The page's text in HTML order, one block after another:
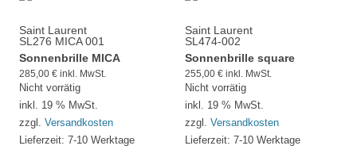
Saint Laurent
SL276 MICA 001
Sonnenbrille MICA
285,00 € inkl. MwSt.
Nicht vorrätig
inkl. 19 % MwSt.
zzgl. Versandkosten
Lieferzeit: 7-10 Werktage
Saint Laurent
SL474-002
Sonnenbrille square
255,00 € inkl. MwSt.
Nicht vorrätig
inkl. 19 % MwSt.
zzgl. Versandkosten
Lieferzeit: 7-10 Werktage